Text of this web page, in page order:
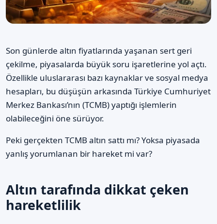
Son günlerde altın fiyatlarında yaşanan sert geri
çekilme, piyasalarda büyük soru işaretlerine yol açtı.
Özellikle uluslararası bazı kaynaklar ve sosyal medya
hesapları, bu düşüşün arkasında Türkiye Cumhuriyet
Merkez Bankası’nın (TCMB) yaptığı işlemlerin
olabileceğini öne sürüyor.
Peki gerçekten TCMB altın sattı mı? Yoksa piyasada
yanlış yorumlanan bir hareket mi var?
Altın tarafında dikkat çeken
hareketlilik